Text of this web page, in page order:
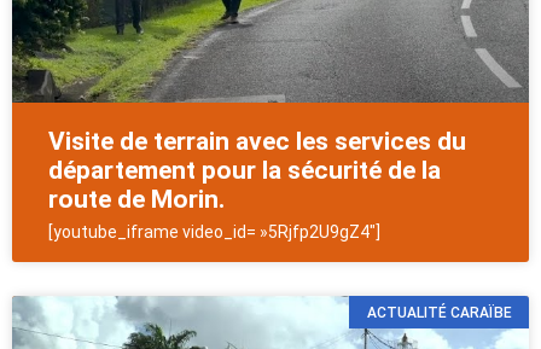
Visite de terrain avec les services du
département pour la sécurité de la
route de Morin.
[youtube_iframe video_id= »5Rjfp2U9gZ4″]
ACTUALITÉ CARAÏBE